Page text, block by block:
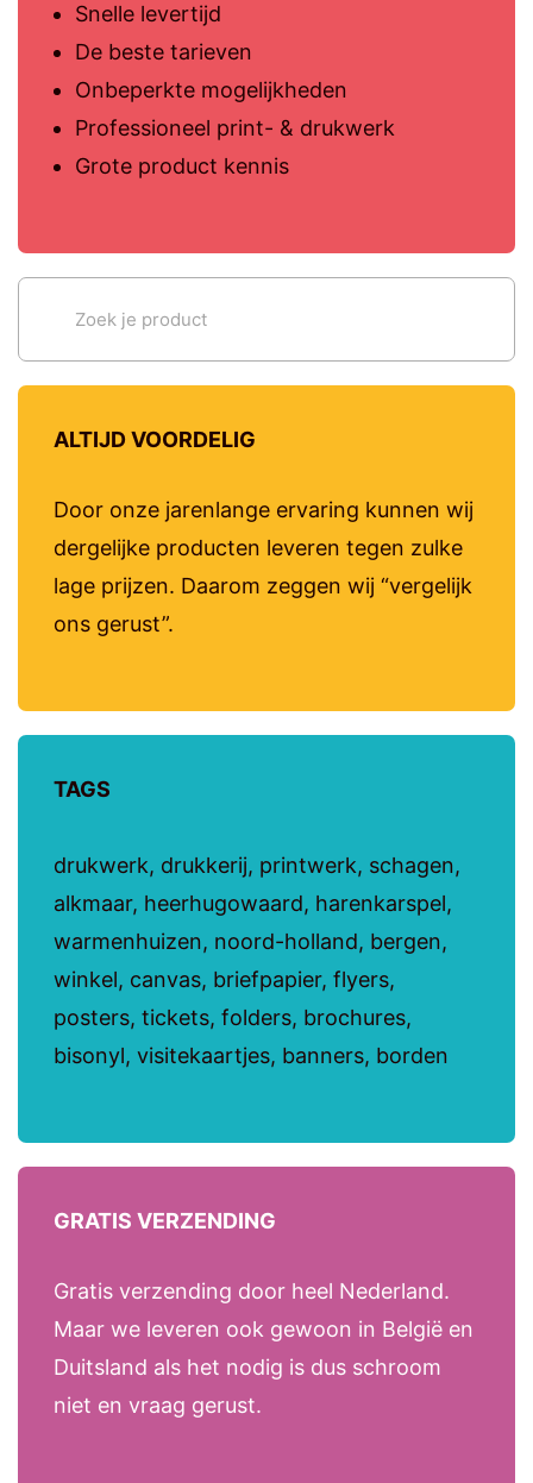
Snelle levertijd
De beste tarieven
Onbeperkte mogelijkheden
Professioneel print- & drukwerk
Grote product kennis
ALTIJD VOORDELIG
Door onze jarenlange ervaring kunnen wij
dergelijke producten leveren tegen zulke
lage prijzen. Daarom zeggen wij “vergelijk
ons gerust”.
TAGS
drukwerk, drukkerij, printwerk, schagen,
alkmaar, heerhugowaard, harenkarspel,
warmenhuizen, noord-holland, bergen,
winkel, canvas, briefpapier, flyers,
posters, tickets, folders, brochures,
bisonyl, visitekaartjes, banners, borden
GRATIS VERZENDING
Gratis verzending door heel Nederland.
Maar we leveren ook gewoon in België en
Duitsland als het nodig is dus schroom
niet en vraag gerust.